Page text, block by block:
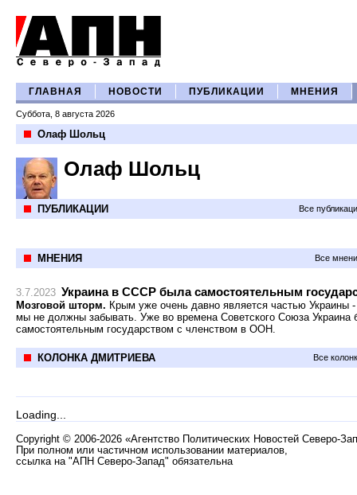
ГЛАВНАЯ НОВОСТИ ПУБЛИКАЦИИ МНЕНИЯ
Суббота, 8 августа 2026
Олаф Шольц
Олаф Шольц
ПУБЛИКАЦИИ Все
МНЕНИЯ Все
3.7.2023 Украина в СССР была самостоятельным
Мозговой шторм. Крым уже очень давно является частью Украины -
мы не должны забывать. Уже во времена Советского Союза Украина
самостоятельным государством с членством в ООН.
КОЛОНКА ДМИТРИЕВА Все
Loading...
Copyright © 2006-2026 «Агентство Политических Новостей Северо-
При полном или частичном использовании материалов,
ссылка на "АПН Северо-Запад" обязательна